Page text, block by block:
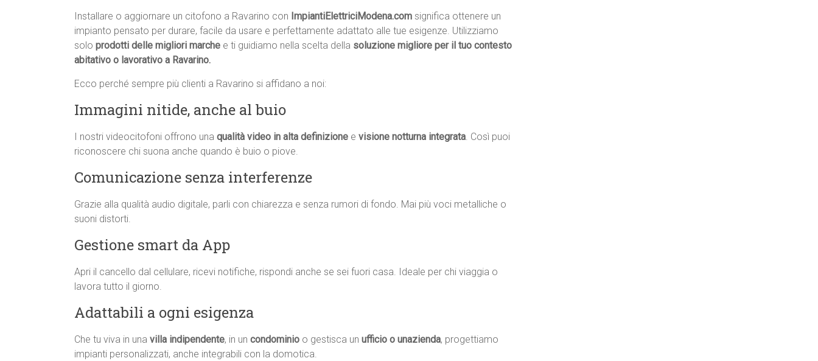
Installare o aggiornare un citofono a Ravarino con ImpiantiElettriciModena.com significa ottenere un
impianto pensato per durare, facile da usare e perfettamente adattato alle tue esigenze. Utilizziamo
solo prodotti delle migliori marche e ti guidiamo nella scelta della soluzione migliore per il tuo contesto
abitativo o lavorativo a Ravarino.
Ecco perché sempre più clienti a Ravarino si affidano a noi:
Immagini nitide, anche al buio
I nostri videocitofoni offrono una qualità video in alta definizione e visione notturna integrata. Così puoi
riconoscere chi suona anche quando è buio o piove.
Comunicazione senza interferenze
Grazie alla qualità audio digitale, parli con chiarezza e senza rumori di fondo. Mai più voci metalliche o
suoni distorti.
Gestione smart da App
Apri il cancello dal cellulare, ricevi notifiche, rispondi anche se sei fuori casa. Ideale per chi viaggia o
lavora tutto il giorno.
Adattabili a ogni esigenza
Che tu viva in una villa indipendente, in un condominio o gestisca un ufficio o unazienda, progettiamo
impianti personalizzati, anche integrabili con la domotica.